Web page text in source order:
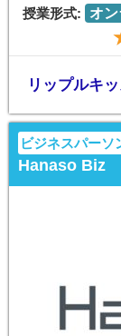
授業形式:
オ
リップルキ
ビジネスパーソ
Hanaso Biz